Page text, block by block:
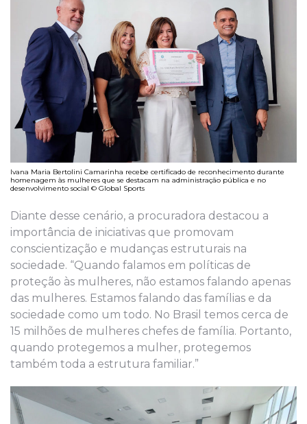
Ivana Maria Bertolini Camarinha recebe certificado de reconhecimento durante
homenagem às mulheres que se destacam na administração pública e no
desenvolvimento social © Global Sports
Diante desse cenário, a procuradora destacou a
importância de iniciativas que promovam
conscientização e mudanças estruturais na
sociedade. “Quando falamos em políticas de
proteção às mulheres, não estamos falando apenas
das mulheres. Estamos falando das famílias e da
sociedade como um todo. No Brasil temos cerca de
15 milhões de mulheres chefes de família. Portanto,
quando protegemos a mulher, protegemos
também toda a estrutura familiar.”